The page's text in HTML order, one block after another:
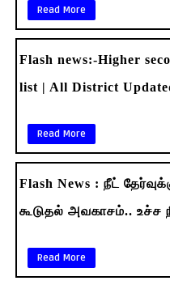
Read More
Flash news:-Higher
list | All District
Read More
Flash News : நீட்
கூடுதல் அவகாசம்.. உச்ச
Read More